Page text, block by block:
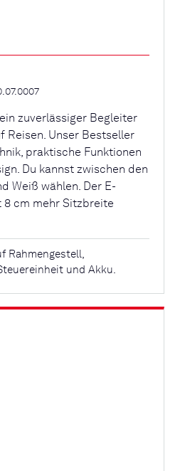
zuverlässiger Begleiter
Reisen. Unser Bestseller
praktische Funktionen
Du kannst zwischen den
Weiß wählen. Der E-
8 cm mehr Sitzbreite
Rahmengestell,
und Akku.